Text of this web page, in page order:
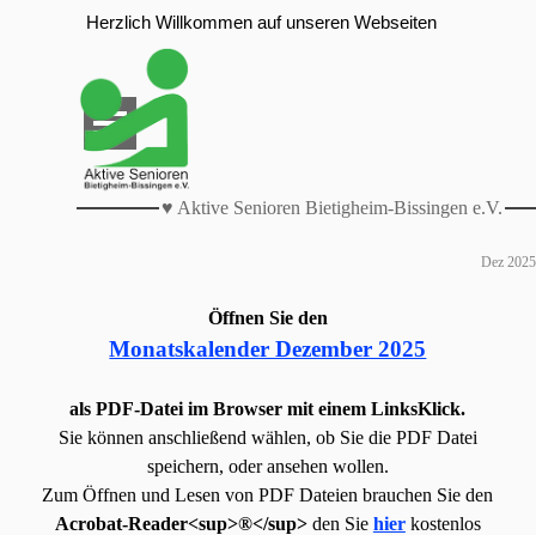
Herzlich Willkommen auf unseren Webseiten
Menü überspringen
♥ Aktive Senioren Bietigheim-Bissingen e.V.
Dez 2025
Öffnen Sie den
Monatskalender Dezember 2025
als PDF-Datei im Browser mit einem LinksKlick.
Sie können anschließend wählen, ob Sie die PDF Datei
speichern, oder ansehen wollen.
Zum Öffnen und Lesen von PDF Dateien brauchen Sie den
Acrobat-Reader<sup>®</sup>den Sie hier kostenlos